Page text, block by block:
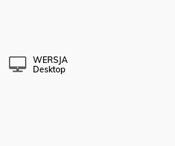
WERSJA
Desktop